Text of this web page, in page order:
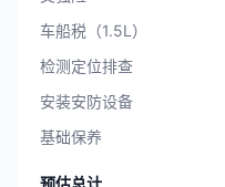
车船税（1.5L）
检测定位排查
安装安防设备
基础保养